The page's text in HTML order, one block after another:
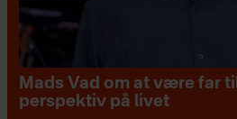
Mads Vad om at være far
perspektiv på livet